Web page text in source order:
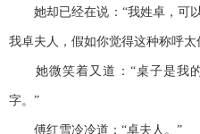
她却已经在说：“我姓卓，可以
我卓夫人，假如你觉得这种称呼
她微笑着又道：“桌子是我的
字。”
傅红雪冷冷道：“卓夫人。”